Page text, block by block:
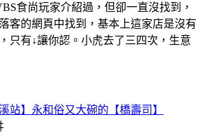
食尚玩家介紹過，但卻一直沒找到，
客的網頁中找到，基本上這家店是沒有
只有↓讓你認。小虎去了三四次，生意
站】永和俗又大碗的【橋壽司】